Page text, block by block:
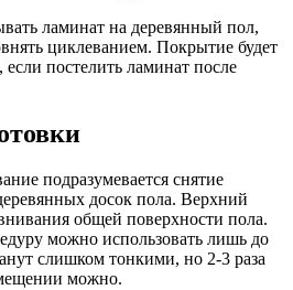
ламинат на деревянный пол,
циклеванием. Покрытие будет
постелить ламинат после
подразумевается снятие
досок пола. Верхний
общей поверхности пола.
можно использовать лишь до
слишком тонкими, но 2-3 раза
можно.